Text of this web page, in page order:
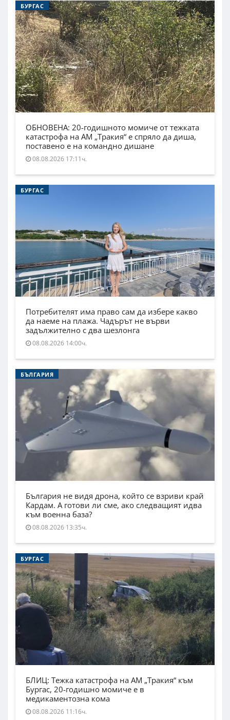
БУРГАС
ОБНОВЕНА: 20-годишното момиче от тежката
катастрофа на АМ „Тракия“ е спряло да диша,
поставено е на командно дишане
08.08.2026 17:11ч.
БУРГАС
Потребителят има право сам да избере какво
да наеме на плажа. Чадърът не върви
задължително с два шезлонга
08.08.2026 14:00ч.
БЪЛГАРИЯ
България не видя дрона, който се взриви край
Кардам. А готови ли сме, ако следващият идва
към военна база?
08.08.2026 13:35ч.
БУРГАС
БЛИЦ: Тежка катастрофа на АМ „Тракия“ към
Бургас, 20-годишно момиче е в
медикаментозна кома
08.08.2026 11:16ч.